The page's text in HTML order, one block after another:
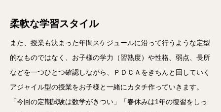
柔軟な学習スタイル
また、授業も決まった年間スケジュールに沿って行うような定型
的なものではなく、お子様の学力（習熟度）や性格、弱点、長所
などを一つひとつ確認しながら、ＰＤＣＡをきちんと回していく
アジャイル型の授業をお子様と一緒にカタチ作っていきます。
「今回の定期試験は数学がきつい」「春休みは1年の復習をしっ